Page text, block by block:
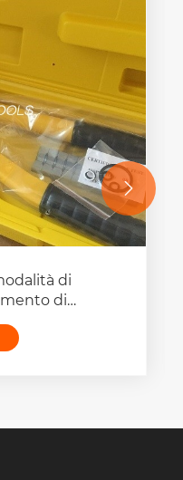
di
di
